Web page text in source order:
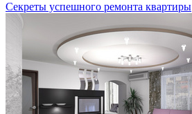
Секреты успешного ремонта квартиры